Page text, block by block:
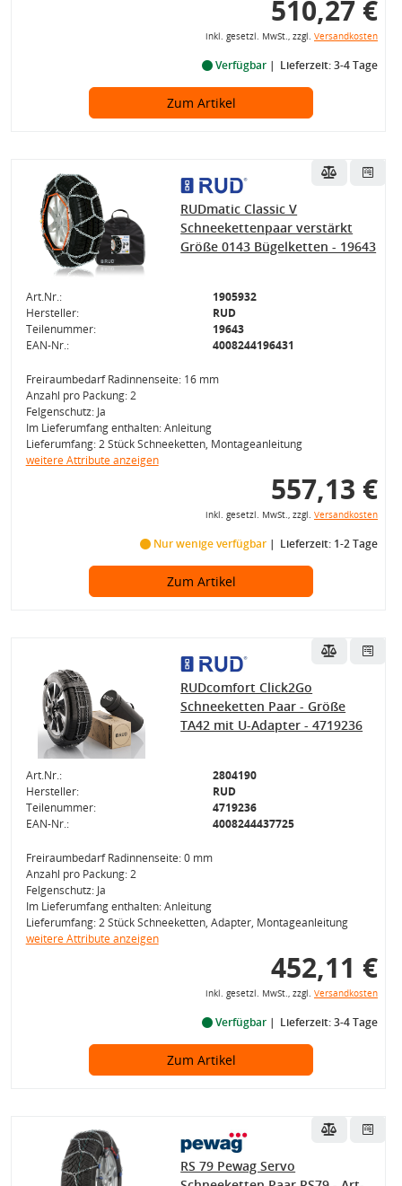
510,27 €
inkl. gesetzl. MwSt., zzgl. Versandkosten
Verfügbar Lieferzeit: 3-4 Tage
Zum Artikel
RUDmatic Classic V
Schneekettenpaar verstärkt
Größe 0143 Bügelketten - 19643
Art.Nr.:
1905932
Hersteller:
RUD
Teilenummer:
19643
EAN-Nr.:
4008244196431
Freiraumbedarf Radinnenseite: 16 mm
Anzahl pro Packung: 2
Felgenschutz: Ja
Im Lieferumfang enthalten: Anleitung
Lieferumfang: 2 Stück Schneeketten, Montageanleitung
weitere Attribute anzeigen
557,13 €
inkl. gesetzl. MwSt., zzgl. Versandkosten
Nur wenige verfügbar Lieferzeit: 1-2 Tage
Zum Artikel
RUDcomfort Click2Go
Schneeketten Paar - Größe
TA42 mit U-Adapter - 4719236
Art.Nr.:
2804190
Hersteller:
RUD
Teilenummer:
4719236
EAN-Nr.:
4008244437725
Freiraumbedarf Radinnenseite: 0 mm
Anzahl pro Packung: 2
Felgenschutz: Ja
Im Lieferumfang enthalten: Anleitung
Lieferumfang: 2 Stück Schneeketten, Adapter, Montageanleitung
weitere Attribute anzeigen
452,11 €
inkl. gesetzl. MwSt., zzgl. Versandkosten
Verfügbar Lieferzeit: 3-4 Tage
Zum Artikel
RS 79 Pewag Servo